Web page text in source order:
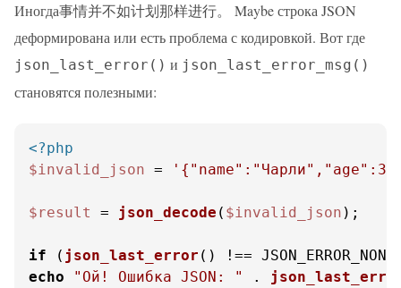
Иногда事情并不如计划那样进行。 Maybe строка JSON
деформирована или есть проблема с кодировкой. Вот где
json_last_error() и json_last_error_msg()
становятся полезными:
<?php
$invalid_json =
$result = json_decode ( $invalid_json );
if ( json_last_error
echo
"Ой! Ошибка JSON: " .